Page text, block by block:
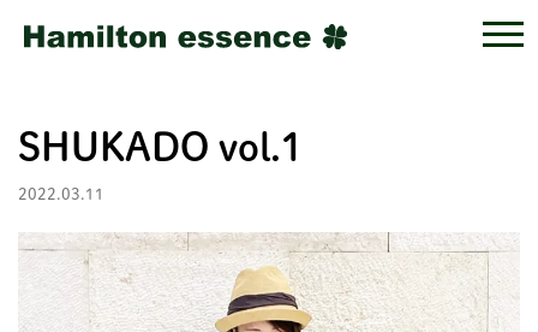
SHUKADO vol.1
2022.03.11